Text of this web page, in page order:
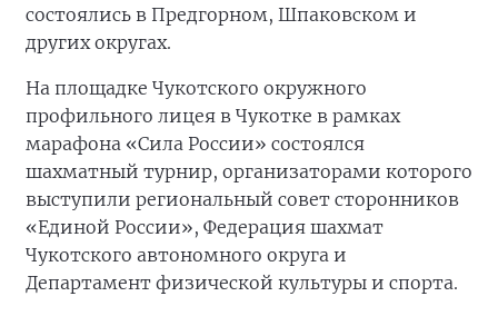
состоялись в Предгорном, Шпаковском и
других округах.
На площадке Чукотского окружного
профильного лицея в Чукотке в рамках
марафона «Сила России» состоялся
шахматный турнир, организаторами которого
выступили региональный совет сторонников
«Единой России», Федерация шахмат
Чукотского автономного округа и
Департамент физической культуры и спорта.